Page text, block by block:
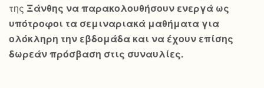
της Ξάνθης να παρακολουθήσουν ενεργά ως
υπότροφοι τα σεμιναριακά μαθήματα για
ολόκληρη την εβδομάδα και να έχουν επίσης
δωρεάν πρόσβαση στις συναυλίες.